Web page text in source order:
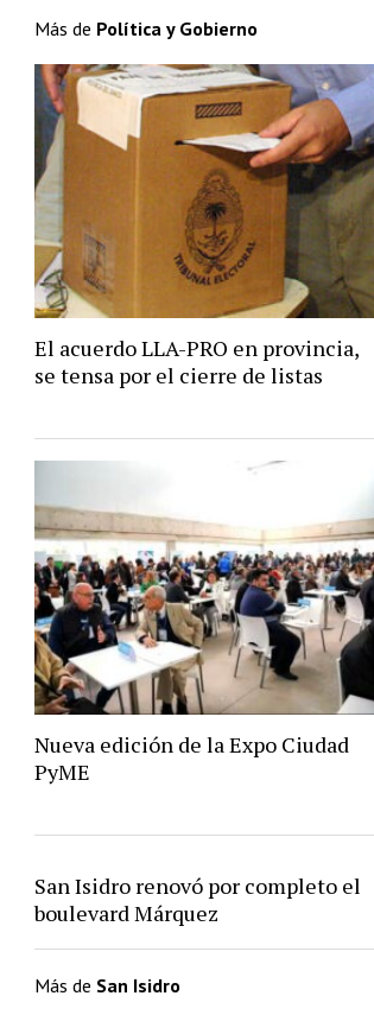
Más de Política y Gobierno
El acuerdo LLA-PRO en provincia,
se tensa por el cierre de listas
Nueva edición de la Expo Ciudad
PyME
San Isidro renovó por completo el
boulevard Márquez
Más de San Isidro